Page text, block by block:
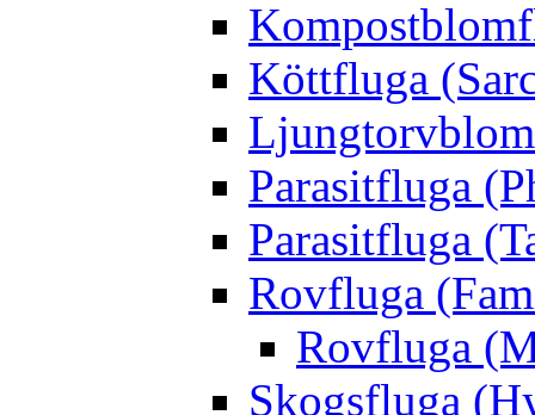
Köttfluga
Parasitfluga
Parasitfluga
Rovfluga
Rovfluga
Skogsfluga